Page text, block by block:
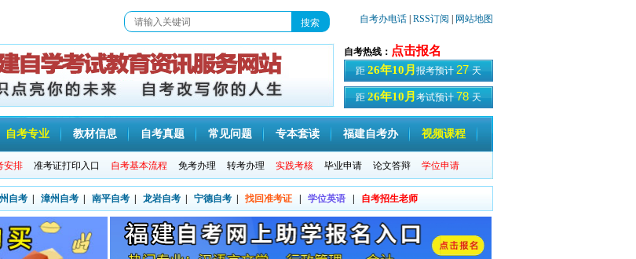
自考办电话 RSS订阅 网站地图
自考热线： 点击报名
距 26年10月 报考预计 27 天
距 26年10月 考试预计 78 天
自考专业 教材信息 自考真题 常见问题 专本套读 福建自考办 视频课程
安排 准考证打印入口 自考基本流程 免考办理 转考办理 实践考核 毕业申请 论文答辩 学位申请
自考 漳州自考 南平自考 龙岩自考 宁德自考 找回准考证 学位英语 自考招生老师